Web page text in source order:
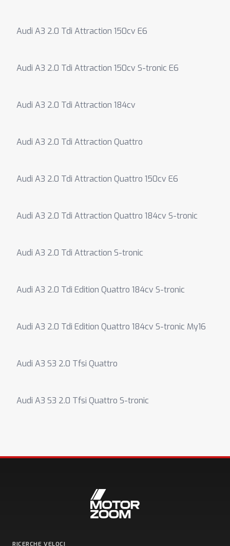
Audi A3 2.0 Tdi Attraction 150cv E6
Audi A3 2.0 Tdi Attraction 150cv S-tronic E6
Audi A3 2.0 Tdi Attraction 184cv
Audi A3 2.0 Tdi Attraction Quattro
Audi A3 2.0 Tdi Attraction Quattro 150cv E6
Audi A3 2.0 Tdi Attraction Quattro 184cv S-tronic
Audi A3 2.0 Tdi Attraction S-tronic
Audi A3 2.0 Tdi Edition Quattro 184cv S-tronic
Audi A3 2.0 Tdi Edition Quattro 184cv S-tronic My16
Audi A3 S3 2.0 Tfsi Quattro
Audi A3 S3 2.0 Tfsi Quattro S-tronic
RICERCHE VELOCI